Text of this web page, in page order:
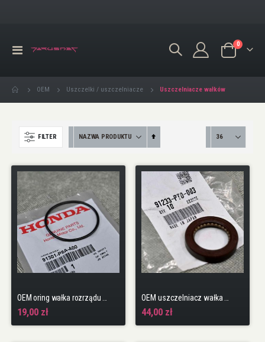
Przełącznik
Koszyk
0produkty/
OEM Uszczelki / uszczelniacze Uszczelniacze wałków
FILTER
Ustaw
kierunek
19,00 zł 44,00 zł